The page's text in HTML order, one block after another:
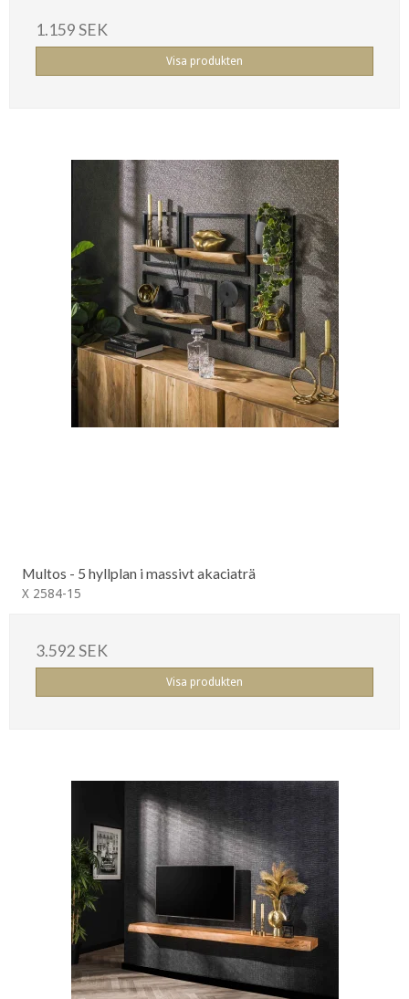
1.159 SEK
Visa produkten
Multos - 5 hyllplan i massivt akaciaträ
X 2584-15
3.592 SEK
Visa produkten